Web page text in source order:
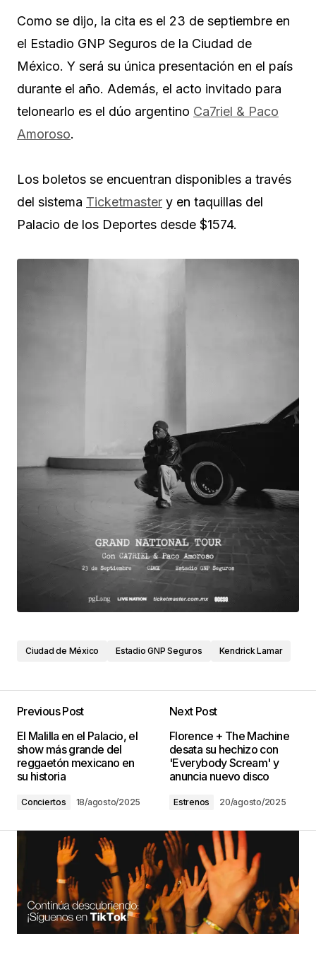
Como se dijo, la cita es el 23 de septiembre en
el Estadio GNP Seguros de la Ciudad de
México. Y será su única presentación en el país
durante el año. Además, el acto invitado para
telonearlo es el dúo argentino Ca7riel & Paco
Amoroso.
Los boletos se encuentran disponibles a través
del sistema Ticketmaster y en taquillas del
Palacio de los Deportes desde $1574.
Ciudad de México Estadio GNP Seguros Kendrick Lamar
Previous Post
El Malilla en el Palacio, el
show más grande del
reggaetón mexicano en
su historia
Conciertos 18/agosto/2025
Next Post
Florence + The Machine
desata su hechizo con
'Everybody Scream' y
anuncia nuevo disco
Estrenos 20/agosto/2025